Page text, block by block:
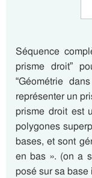
Séquence
prisme droit”
“Géométrie
représenter un
prisme droit est
polygones
bases, et sont
en bas ». (on a
posé sur sa